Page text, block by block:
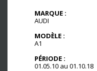
MARQUE :
AUDI
MODÈLE :
A1
PÉRIODE :
01.05.10 au 01.10.18